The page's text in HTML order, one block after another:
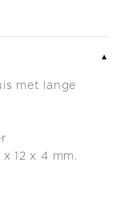
▼
met lange
x 12 x 4 mm.